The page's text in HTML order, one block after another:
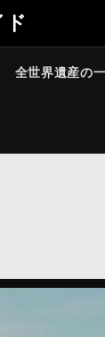
ド
全世界遺産の